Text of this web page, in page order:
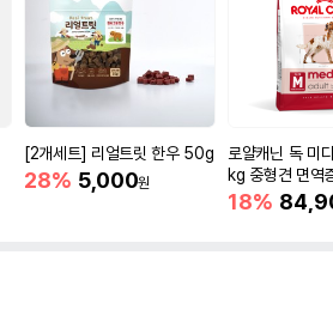
[2개세트] 리얼트릿 한우 50g
28% 5,000원
로얄캐닌 독 미
kg 중형견 면역
18%